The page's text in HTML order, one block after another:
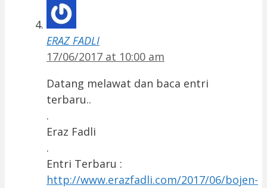
ERAZ FADLI
17/06/2017 at 10:00 am
Datang melawat dan baca entri
terbaru..
.
Eraz Fadli
.
Entri Terbaru :
http://www.erazfadli.com/2017/06/bojen-